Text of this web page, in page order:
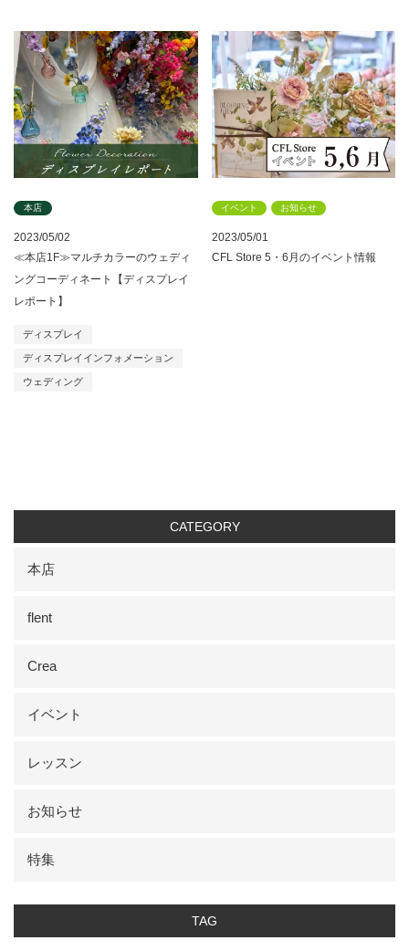
2023/05/02
本店
≪本店1F≫マルチカラーのウェディ
ングコーディネート【ディスプレイ
レポート】
ディスプレイ
ディスプレイインフォメーション
ウェディング
2023/05/01
イベント お知らせ
CFL Store 5・6月のイベント情報
CATEGORY
本店
flent
Crea
イベント
レッスン
お知らせ
特集
TAG